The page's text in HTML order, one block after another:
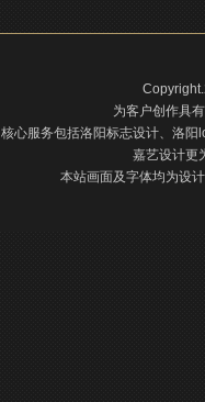
为客户创作具
核心服务包括洛阳标志设计、洛
嘉艺设计更
本站画面及字体均为设